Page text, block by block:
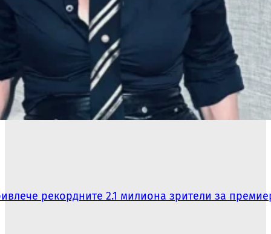
рекордните 2.1 милиона зрители за